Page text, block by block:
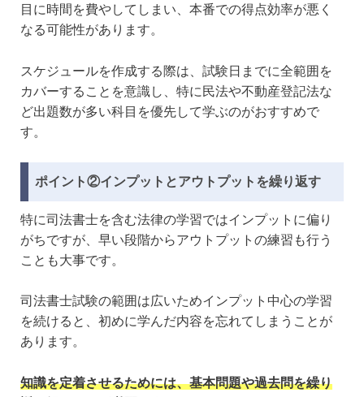
目に時間を費やしてしまい、本番での得点効率が悪く
なる可能性があります。
スケジュールを作成する際は、試験日までに全範囲を
カバーすることを意識し、特に民法や不動産登記法な
ど出題数が多い科目を優先して学ぶのがおすすめで
す。
ポイント②インプットとアウトプットを繰り返す
特に司法書士を含む法律の学習ではインプットに偏り
がちですが、早い段階からアウトプットの練習も行う
ことも大事です。
司法書士試験の範囲は広いためインプット中心の学習
を続けると、初めに学んだ内容を忘れてしまうことが
あります。
知識を定着させるためには、基本問題や過去問を繰り